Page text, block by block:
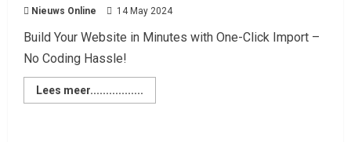
Nieuws Online 14 May 2024
Build Your Website in Minutes with One-Click Import –
No Coding Hassle!
Lees meer.................
Laatste nieuws net binnen
Oliver Cornwall Nieuws.
Laatste nieuws net binnen